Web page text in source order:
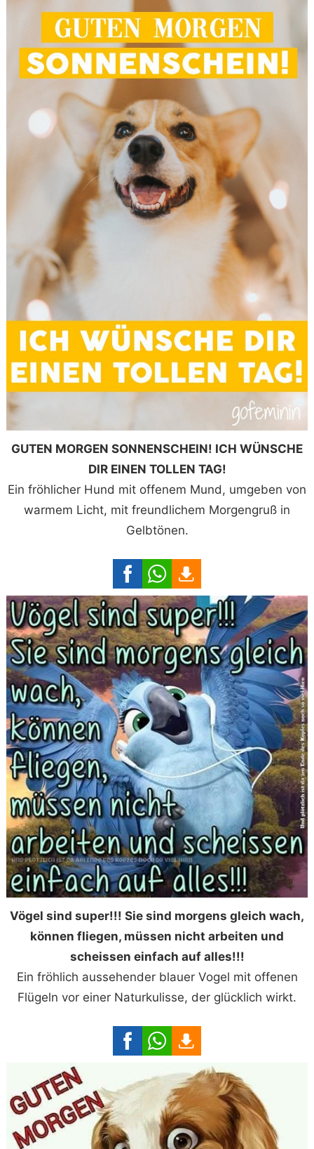
GUTEN MORGEN SONNENSCHEIN! ICH WÜNSCHE
DIR EINEN TOLLEN TAG!
Ein fröhlicher Hund mit offenem Mund, umgeben von
warmem Licht, mit freundlichem Morgengruß in
Gelbtönen.
Vögel sind super!!! Sie sind morgens gleich wach,
können fliegen, müssen nicht arbeiten und
scheissen einfach auf alles!!!
Ein fröhlich aussehender blauer Vogel mit offenen
Flügeln vor einer Naturkulisse, der glücklich wirkt.